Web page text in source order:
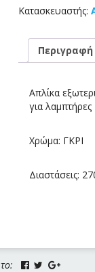
Κατασκευαστής:
Περιγραφή
Απλίκα
για
Χρώμα: ΓΚΡΙ
Διαστάσεις: